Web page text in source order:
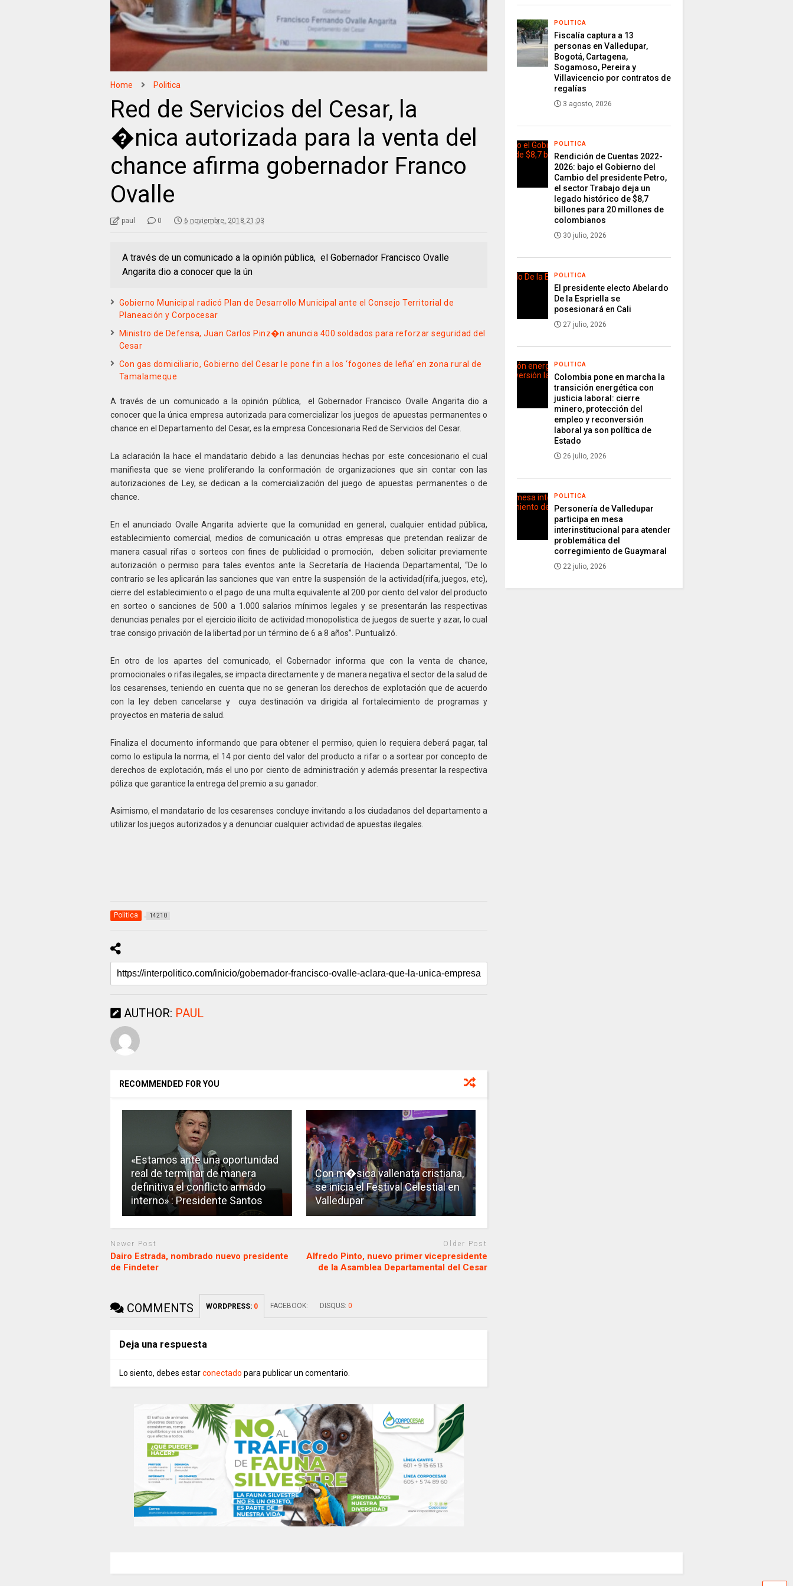
Home Politica
Red de Servicios del Cesar, la
�nica autorizada para la venta del
chance afirma gobernador Franco
Ovalle
paul 0 6 noviembre, 2018 21:03
A través de un comunicado a la opinión pública, el Gobernador Francisco Ovalle
Angarita dio a conocer que la ún
Gobierno Municipal radicó Plan de Desarrollo Municipal ante el Consejo Territorial de
Planeación y Corpocesar
Ministro de Defensa, Juan Carlos Pinz�n anuncia 400 soldados para reforzar seguridad del
Cesar
Con gas domiciliario, Gobierno del Cesar le pone fin a los ‘fogones de leña’ en zona rural de
Tamalameque
A través de un comunicado a la opinión pública, el Gobernador Francisco Ovalle Angarita dio a
conocer que la única empresa autorizada para comercializar los juegos de apuestas permanentes o
chance en el Departamento del Cesar, es la empresa Concesionaria Red de Servicios del Cesar.
La aclaración la hace el mandatario debido a las denuncias hechas por este concesionario el cual
manifiesta que se viene proliferando la conformación de organizaciones que sin contar con las
autorizaciones de Ley, se dedican a la comercialización del juego de apuestas permanentes o de
chance.
En el anunciado Ovalle Angarita advierte que la comunidad en general, cualquier entidad pública,
establecimiento comercial, medios de comunicación u otras empresas que pretendan realizar de
manera casual rifas o sorteos con fines de publicidad o promoción, deben solicitar previamente
autorización o permiso para tales eventos ante la Secretaría de Hacienda Departamental, “De lo
contrario se les aplicarán las sanciones que van entre la suspensión de la actividad(rifa, juegos, etc),
cierre del establecimiento o el pago de una multa equivalente al 200 por ciento del valor del producto
en sorteo o sanciones de 500 a 1.000 salarios mínimos legales y se presentarán las respectivas
denuncias penales por el ejercicio ilícito de actividad monopolística de juegos de suerte y azar, lo cual
trae consigo privación de la libertad por un término de 6 a 8 años”. Puntualizó.
En otro de los apartes del comunicado, el Gobernador informa que con la venta de chance,
promocionales o rifas ilegales, se impacta directamente y de manera negativa el sector de la salud de
los cesarenses, teniendo en cuenta que no se generan los derechos de explotación que de acuerdo
con la ley deben cancelarse y cuya destinación va dirigida al fortalecimiento de programas y
proyectos en materia de salud.
Finaliza el documento informando que para obtener el permiso, quien lo requiera deberá pagar, tal
como lo estipula la norma, el 14 por ciento del valor del producto a rifar o a sortear por concepto de
derechos de explotación, más el uno por ciento de administración y además presentar la respectiva
póliza que garantice la entrega del premio a su ganador.
Asimismo, el mandatario de los cesarenses concluye invitando a los ciudadanos del departamento a
utilizar los juegos autorizados y a denunciar cualquier actividad de apuestas ilegales.
Politica 14210
AUTHOR: PAUL
RECOMMENDED FOR YOU
«Estamos ante una oportunidad
real de terminar de manera
definitiva el conflicto armado
interno» : Presidente Santos
Con m�sica vallenata cristiana,
se inicia el Festival Celestial en
Valledupar
Newer Post
Dairo Estrada, nombrado nuevo presidente
de Findeter
Older Post
Alfredo Pinto, nuevo primer vicepresidente
de la Asamblea Departamental del Cesar
COMMENTS WORDPRESS: 0 FACEBOOK: DISQUS: 0
Deja una respuesta
Lo siento, debes estarconectado para publicar un comentario.
POLITICA
Fiscalía captura a 13
personas en Valledupar,
Bogotá, Cartagena,
Sogamoso, Pereira y
Villavicencio por contratos de
regalías
3 agosto, 2026
POLITICA
Rendición de Cuentas 2022-
2026: bajo el Gobierno del
Cambio del presidente Petro,
el sector Trabajo deja un
legado histórico de $8,7
billones para 20 millones de
colombianos
30 julio, 2026
POLITICA
El presidente electo Abelardo
De la Espriella se
posesionará en Cali
27 julio, 2026
POLITICA
Colombia pone en marcha la
transición energética con
justicia laboral: cierre
minero, protección del
empleo y reconversión
laboral ya son política de
Estado
26 julio, 2026
POLITICA
Personería de Valledupar
participa en mesa
interinstitucional para atender
problemática del
corregimiento de Guaymaral
22 julio, 2026